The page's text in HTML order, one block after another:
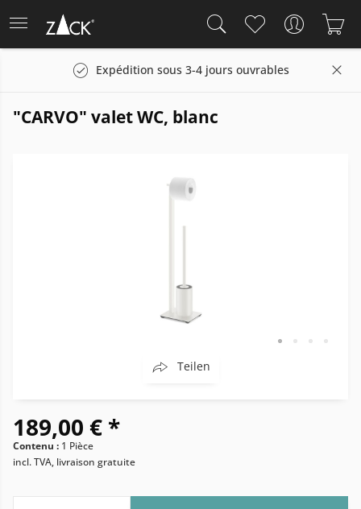
Expédition sous 3-4 jours ouvrables
"CARVO" valet WC, blanc
Teilen
189,00 € *
Contenu : 1 Pièce
incl. TVA, livraison gratuite